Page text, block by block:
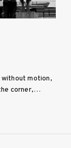
without motion,
corner,…